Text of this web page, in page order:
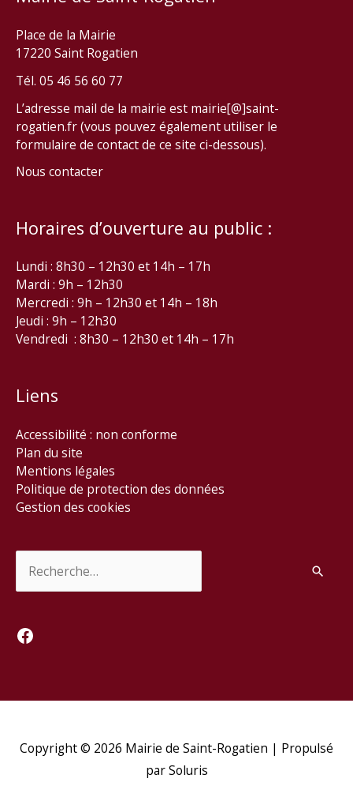
Place de la Mairie
17220 Saint Rogatien
Tél. 05 46 56 60 77
L’adresse mail de la mairie est mairie[@]saint-
rogatien.fr (vous pouvez également utiliser le
formulaire de contact de ce site ci-dessous).
Nous contacter
Horaires d’ouverture au public :
Lundi : 8h30 – 12h30 et 14h – 17h
Mardi : 9h – 12h30
Mercredi : 9h – 12h30 et 14h – 18h
Jeudi : 9h – 12h30
Vendredi : 8h30 – 12h30 et 14h – 17h
Liens
Accessibilité : non conforme
Plan du site
Mentions légales
Politique de protection des données
Gestion des cookies
Facebook
Copyright © 2026 Mairie de Saint-Rogatien | Propulsé
par Soluris